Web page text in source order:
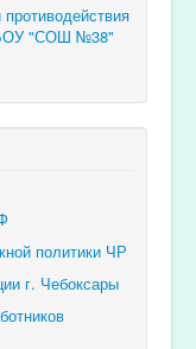
"СОШ №38"
политики ЧР
г. Чебоксары